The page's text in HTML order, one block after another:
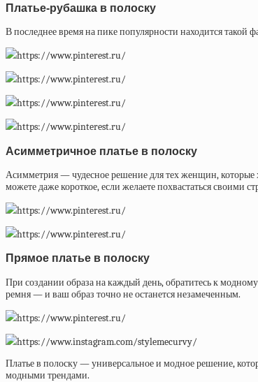
Платье-рубашка в полоску
В последнее время на пике популярности находится
https://www.pinterest.ru/
https://www.pinterest.ru/
https://www.pinterest.ru/
https://www.pinterest.ru/
Асимметричное платье в полоску
Асимметрия — чудесное решение для тех женщин, которые
можете даже короткое, если желаете похвастаться
https://www.pinterest.ru/
https://www.pinterest.ru/
Прямое платье в полоску
При создании образа на каждый день, обратитесь к
ремня — и ваш образ точно не останется незамеченным.
https://www.pinterest.ru/
https://www.instagram.com/stylemecurvy/
Платье в полоску — универсальное и модное решение,
модными трендами.